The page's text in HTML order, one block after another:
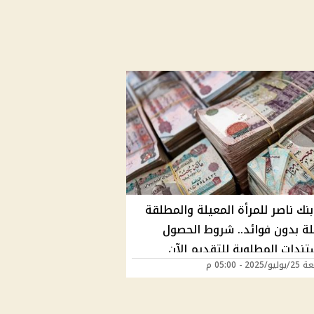
ناصر للمرأة المعيلة والمطلقة
بدون فوائد.. شروط الحصول
المطلوبة للتقديم الآن
- 05:00 م